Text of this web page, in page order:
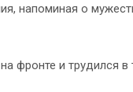
напоминая о
фронте и трудился